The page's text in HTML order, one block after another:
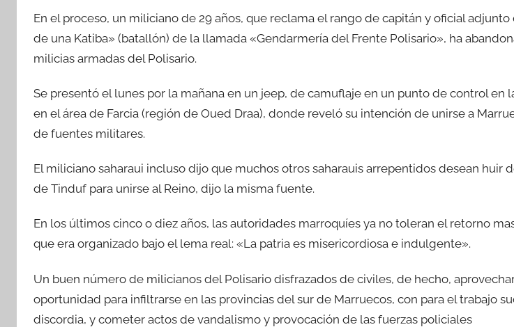
En el proceso, un miliciano de 29 años, que reclama el rango de capitán y oficial
de una Katiba» (batallón) de la llamada «Gendarmería del Frente Polisario», ha
milicias armadas del Polisario.
Se presentó el lunes por la mañana en un jeep, de camuflaje en un punto de control en
en el área de Farcia (región de Oued Draa), donde reveló su intención de unirse a
de fuentes militares.
El miliciano saharaui incluso dijo que muchos otros saharauis arrepentidos desean huir
de Tinduf para unirse al Reino, dijo la misma fuente.
En los últimos cinco o diez años, las autoridades marroquíes ya no toleran el retorno
que era organizado bajo el lema real: «La patria es misericordiosa e indulgente».
Un buen número de milicianos del Polisario disfrazados de civiles, de hecho,
oportunidad para infiltrarse en las provincias del sur de Marruecos, con para el trabajo
discordia, y cometer actos de vandalismo y provocación de las fuerzas policiales